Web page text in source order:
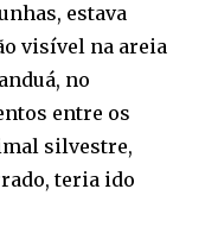
estava
visível na areia
no
entre os
silvestre,
teria ido